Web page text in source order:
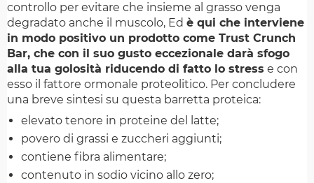
controllo per evitare che insieme al grasso venga
degradato anche il muscolo, Ed è qui che interviene
in modo positivo un prodotto come Trust Crunch
Bar, che con il suo gusto eccezionale darà sfogo
alla tua golosità riducendo di fatto lo stress e con
esso il fattore ormonale proteolitico. Per concludere
una breve sintesi su questa barretta proteica:
elevato tenore in proteine del latte;
povero di grassi e zuccheri aggiunti;
contiene fibra alimentare;
contenuto in sodio vicino allo zero;